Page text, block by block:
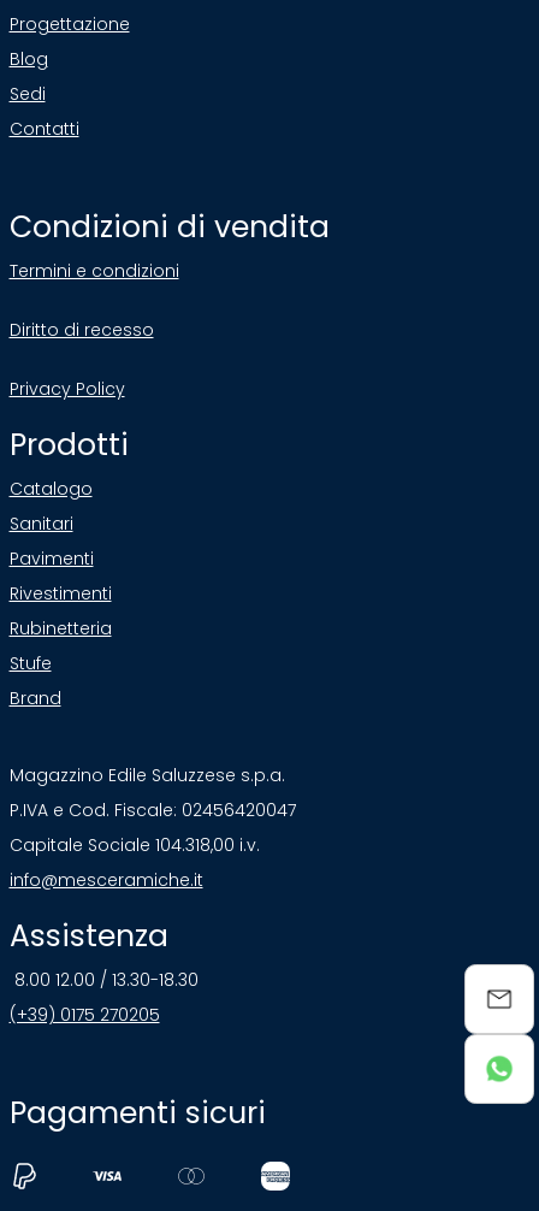
Progettazione
Blog
Sedi
Contatti
Condizioni di vendita
Termini e condizioni
Diritto di recesso
Privacy Policy
Prodotti
Catalogo
Sanitari
Pavimenti
Rivestimenti
Rubinetteria
Stufe
Brand
Magazzino Edile Saluzzese s.p.a.
P.IVA e Cod. Fiscale: 02456420047
Capitale Sociale 104.318,00 i.v.
info@mesceramiche.it
Assistenza
8.00 12.00 / 13.30-18.30
(+39) 0175 270205
Pagamenti sicuri